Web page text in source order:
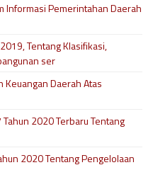
Informasi Pemerintahan Daerah
Tentang Klasifikasi,
ser
Daerah Atas
2020 Terbaru Tentang
2020 Tentang Pengelolaan